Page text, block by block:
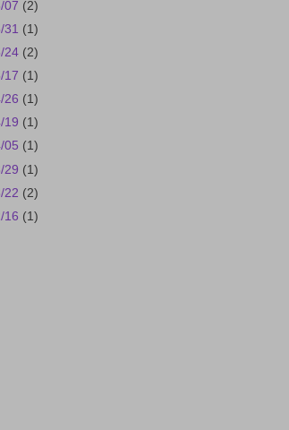
07 (2)
(1)
24 (2)
17 (1)
26 (1)
19 (1)
05 (1)
29 (1)
22 (2)
16 (1)